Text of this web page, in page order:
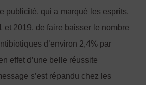
publicité, qui a marqué les esprits,
et 2019, de faire baisser le nombre
d’environ 2,4% par
effet d’une belle réussite
s’est répandu chez les